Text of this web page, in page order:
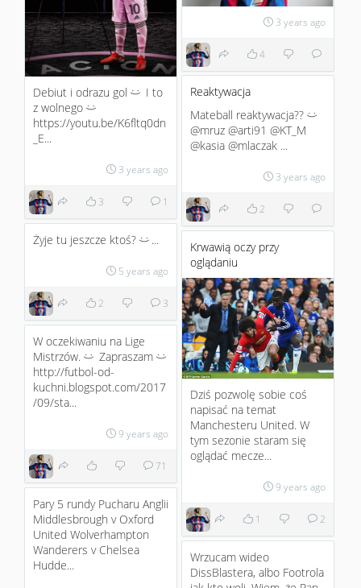
Debiut i odrazu gol :)
I to
z wolnego :)
https://youtu.be/K6fltq0dn
_E...
3 years ago
3 1
3 years ago
4
Reaktywacja
Mateball reaktywacja?? :)
@mruz @arti91 @KT_M
@kasia @mlaczak ...
3 years ago
2
Żyje tu jeszcze ktoś? :) ...
5 years ago
2 3
Krwawią oczy przy
oglądaniu
Dziś pozwolę sobie coś
napisać na temat
Manchesteru United. W
tym sezonie staram się
oglądać mecze...
9 years ago
1 2
W oczekiwaniu na Lige
Mistrzów. :) Zapraszam :)
http://futbol-od-
kuchni.blogspot.com/2017
/09/sta...
9 years ago
71
Pary 5 rundy Pucharu Anglii
Middlesbrough v Oxford
United Wolverhampton
Wanderers v Chelsea
Hudde...
Wrzucam wideo
DissBlastera, albo Footrola